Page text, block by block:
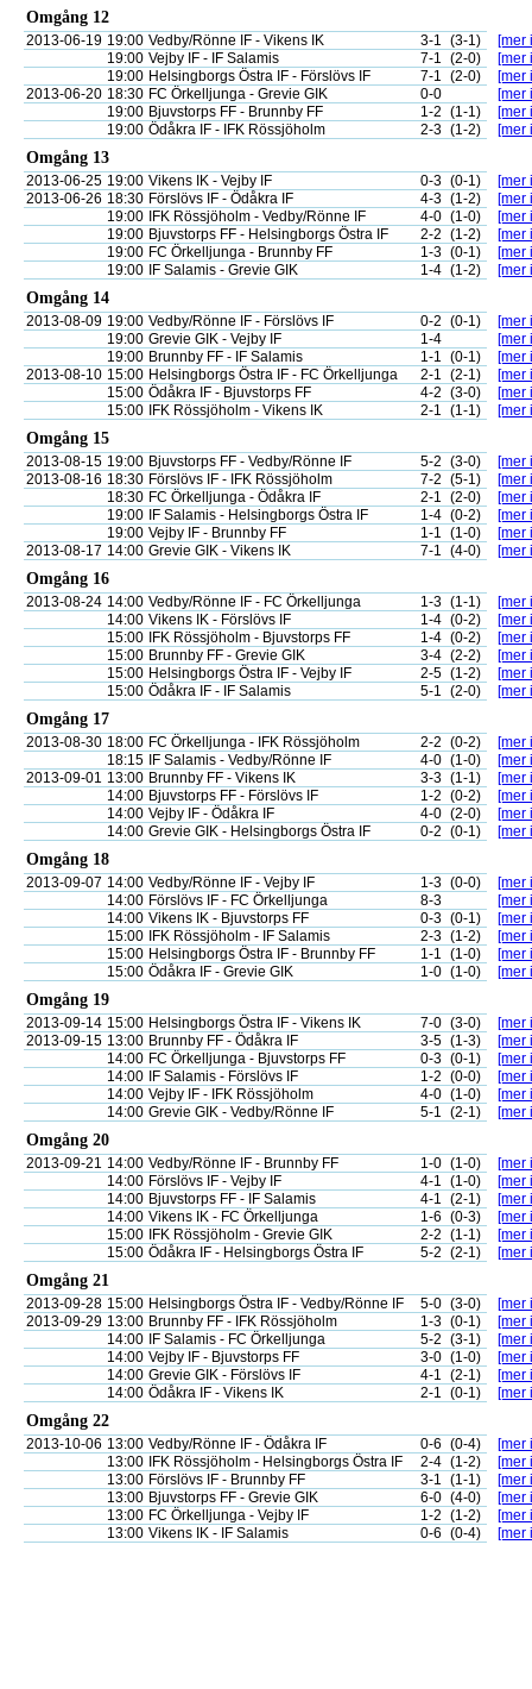
Omgång 12
2013-06-19 19:00 Vedby/Rönne IF - Vikens IK 3-1 (3-1)
[mer
19:00 Vejby IF - IF Salamis 7-1 (2-0)
[mer
19:00 Helsingborgs Östra IF - Förslövs IF 7-1 (2-0)
[mer
2013-06-20 18:30 FC Örkelljunga - Grevie GIK 0-0
[mer
19:00 Bjuvstorps FF - Brunnby FF 1-2 (1-1)
[mer
19:00 Ödåkra IF - IFK Rössjöholm 2-3 (1-2) [mer
Omgång 13
2013-06-25 19:00 Vikens IK - Vejby IF 0-3 (0-1)
[mer
2013-06-26 18:30 Förslövs IF - Ödåkra IF 4-3 (1-2)
[mer
19:00
IFK Rössjöholm - Vedby/Rönne IF 4-0 (1-0)
[mer
19:00 Bjuvstorps FF - Helsingborgs Östra IF 2-2 (1-2)
[mer
19:00 FC Örkelljunga - Brunnby FF 1-3 (0-1)
[mer
19:00
IF Salamis - Grevie GIK 1-4 (1-2) [mer
Omgång 14
2013-08-09 19:00 Vedby/Rönne IF - Förslövs IF 0-2 (0-1)
[mer
19:00 Grevie GIK - Vejby IF 1-4
[mer
19:00 Brunnby FF - IF Salamis 1-1 (0-1)
[mer
2013-08-10 15:00 Helsingborgs Östra IF - FC Örkelljunga 2-1 (2-1)
[mer
15:00 Ödåkra IF - Bjuvstorps FF 4-2 (3-0)
[mer
15:00
IFK Rössjöholm - Vikens IK 2-1 (1-1) [mer
Omgång 15
2013-08-15 19:00 Bjuvstorps FF - Vedby/Rönne IF 5-2 (3-0)
[mer
2013-08-16 18:30 Förslövs IF - IFK Rössjöholm 7-2 (5-1)
[mer
18:30 FC Örkelljunga - Ödåkra IF 2-1 (2-0)
[mer
19:00
IF Salamis - Helsingborgs Östra IF 1-4 (0-2)
[mer
19:00 Vejby IF - Brunnby FF 1-1 (1-0)
[mer
2013-08-17 14:00 Grevie GIK - Vikens IK 7-1 (4-0) [mer
Omgång 16
2013-08-24 14:00 Vedby/Rönne IF - FC Örkelljunga 1-3 (1-1)
[mer
14:00 Vikens IK - Förslövs IF 1-4 (0-2)
[mer
15:00
IFK Rössjöholm - Bjuvstorps FF 1-4 (0-2)
[mer
15:00 Brunnby FF - Grevie GIK 3-4 (2-2)
[mer
15:00 Helsingborgs Östra IF - Vejby IF 2-5 (1-2)
[mer
15:00 Ödåkra IF - IF Salamis 5-1 (2-0) [mer
Omgång 17
2013-08-30 18:00 FC Örkelljunga - IFK Rössjöholm 2-2 (0-2)
[mer
18:15
IF Salamis - Vedby/Rönne IF 4-0 (1-0)
[mer
2013-09-01 13:00 Brunnby FF - Vikens IK 3-3 (1-1)
[mer
14:00 Bjuvstorps FF - Förslövs IF 1-2 (0-2)
[mer
14:00 Vejby IF - Ödåkra IF 4-0 (2-0)
[mer
14:00 Grevie GIK - Helsingborgs Östra IF 0-2 (0-1) [mer
Omgång 18
2013-09-07 14:00 Vedby/Rönne IF - Vejby IF 1-3 (0-0)
[mer
14:00 Förslövs IF - FC Örkelljunga 8-3
[mer
14:00 Vikens IK - Bjuvstorps FF 0-3 (0-1)
[mer
15:00
IFK Rössjöholm - IF Salamis 2-3 (1-2)
[mer
15:00 Helsingborgs Östra IF - Brunnby FF 1-1 (1-0)
[mer
15:00 Ödåkra IF - Grevie GIK 1-0 (1-0) [mer
Omgång 19
2013-09-14 15:00 Helsingborgs Östra IF - Vikens IK 7-0 (3-0)
[mer
2013-09-15 13:00 Brunnby FF - Ödåkra IF 3-5 (1-3)
[mer
14:00 FC Örkelljunga - Bjuvstorps FF 0-3 (0-1)
[mer
14:00
IF Salamis - Förslövs IF 1-2 (0-0)
[mer
14:00 Vejby IF - IFK Rössjöholm 4-0 (1-0)
[mer
14:00 Grevie GIK - Vedby/Rönne IF 5-1 (2-1) [mer
Omgång 20
2013-09-21 14:00 Vedby/Rönne IF - Brunnby FF 1-0 (1-0)
[mer
14:00 Förslövs IF - Vejby IF 4-1 (1-0)
[mer
14:00 Bjuvstorps FF - IF Salamis 4-1 (2-1)
[mer
14:00 Vikens IK - FC Örkelljunga 1-6 (0-3)
[mer
15:00
IFK Rössjöholm - Grevie GIK 2-2 (1-1)
[mer
15:00 Ödåkra IF - Helsingborgs Östra IF 5-2 (2-1) [mer
Omgång 21
2013-09-28 15:00 Helsingborgs Östra IF - Vedby/Rönne IF 5-0 (3-0)
[mer
2013-09-29 13:00 Brunnby FF - IFK Rössjöholm 1-3 (0-1)
[mer
14:00
IF Salamis - FC Örkelljunga 5-2 (3-1)
[mer
14:00 Vejby IF - Bjuvstorps FF 3-0 (1-0)
[mer
14:00 Grevie GIK - Förslövs IF 4-1 (2-1)
[mer
14:00 Ödåkra IF - Vikens IK 2-1 (0-1) [mer
Omgång 22
2013-10-06 13:00 Vedby/Rönne IF - Ödåkra IF 0-6 (0-4)
[mer
13:00
IFK Rössjöholm - Helsingborgs Östra IF 2-4 (1-2)
[mer
13:00 Förslövs IF - Brunnby FF 3-1 (1-1)
[mer
13:00 Bjuvstorps FF - Grevie GIK 6-0 (4-0)
[mer
13:00 FC Örkelljunga - Vejby IF 1-2 (1-2)
[mer
13:00 Vikens IK - IF Salamis 0-6 (0-4) [mer